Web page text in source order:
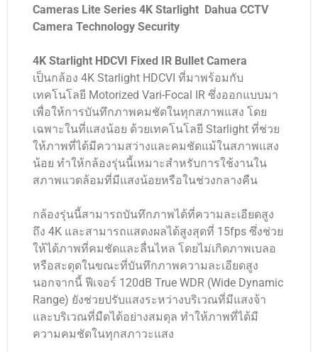
Cameras Lite Series 4K Starlight Dahua CCTV
Camera Technology Security
4K Starlight HDCVI Fixed IR Bullet Camera
เป็นกล้อง 4K Starlight HDCVI ที่มาพร้อมกับ
เทคโนโลยี Motorized Vari-Focal IR ซึ่งออกแบบมา
เพื่อให้การบันทึกภาพคมชัดในทุกสภาพแสง โดย
เฉพาะในที่แสงน้อย ด้วยเทคโนโลยี Starlight ที่ช่วย
ให้ภาพที่ได้มีความสว่างและคมชัดแม้ในสภาพแสง
น้อย ทำให้กล้องรุ่นนี้เหมาะสำหรับการใช้งานใน
สภาพแวดล้อมที่มีแสงน้อยหรือในช่วงกลางคืน
กล้องรุ่นนี้สามารถบันทึกภาพได้ที่ความละเอียดสูง
ถึง 4K และสามารถแสดงผลได้สูงสุดที่ 15fps ซึ่งช่วย
ให้ได้ภาพที่คมชัดและลื่นไหล โดยไม่เกิดภาพเบลอ
หรือสะดุดในขณะที่บันทึกภาพความละเอียดสูง
นอกจากนี้ ฟีเจอร์ 120dB True WDR (Wide Dynamic
Range) ยังช่วยปรับแสงระหว่างบริเวณที่มีแสงจ้า
และบริเวณที่มืดได้อย่างสมดุล ทำให้ภาพที่ได้มี
ความคมชัดในทุกสภาวะแสง